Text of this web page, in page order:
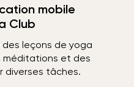
mobile
Club
leçons de yoga
méditations et des
diverses tâches.